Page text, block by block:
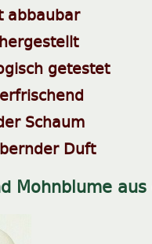
abbaubar
getestet
Schaum
Duft
Mohnblume